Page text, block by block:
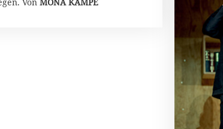
VonMONA KAMPE